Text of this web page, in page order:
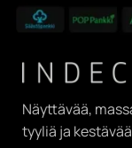
Näyttävää,
tyyliä ja